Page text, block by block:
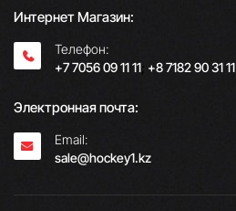
Интернет Магазин:
Телефон:
+7 7056 09 11 11; +8 7182 90 31 11
Электронная почта:
Email:
sale@hockey1.kz